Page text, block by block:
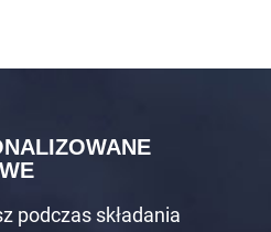
podczas składania